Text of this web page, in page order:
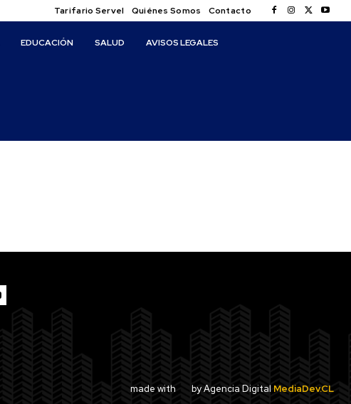
Tarifario Servel Quiénes Somos Contacto
EDUCACIÓN SALUD AVISOS LEGALES
made with by Agencia Digital MediaDev.CL